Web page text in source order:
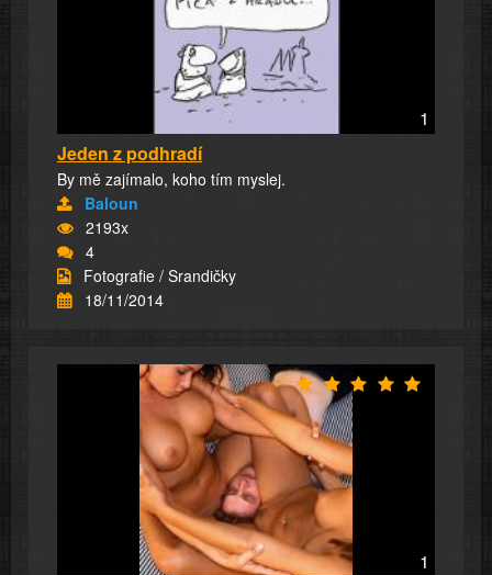
1
Jeden z podhradí
By mě zajímalo, koho tím myslej.
Baloun
2193x
4
Fotografie / Srandičky
18/11/2014
1